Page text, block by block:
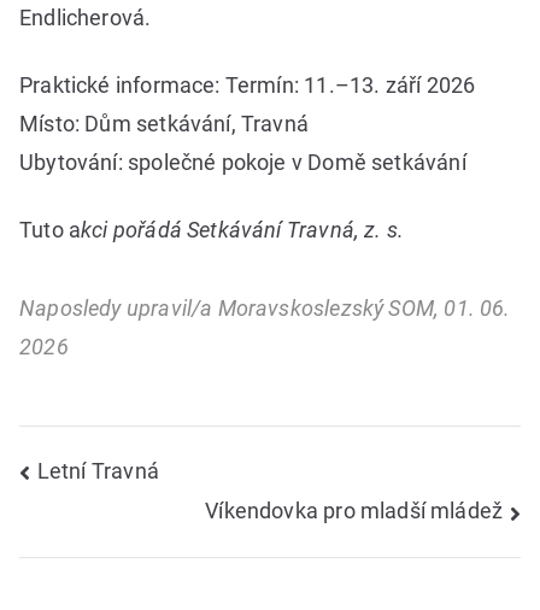
Endlicherová.
Praktické informace: Termín: 11.–13. září 2026
Místo: Dům setkávání, Travná
Ubytování: společné pokoje v Domě setkávání
Tuto akci pořádá Setkávání Travná, z. s.
Naposledy upravil/a Moravskoslezský SOM, 01. 06.
2026
Navigace
Letní Travná
Víkendovka pro mladší mládež